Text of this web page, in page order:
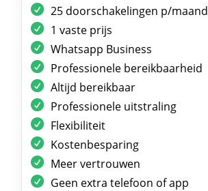
25 doorschakelingen p/maand
1 vaste prijs
Whatsapp Business
Professionele bereikbaarheid
Altijd bereikbaar
Professionele uitstraling
Flexibiliteit
Kostenbesparing
Meer vertrouwen
Geen extra telefoon of app